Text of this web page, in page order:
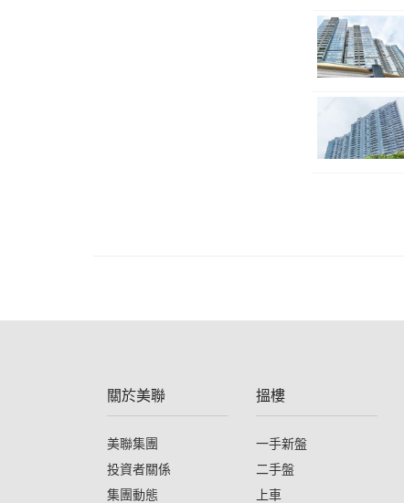
關於美聯
美聯集團
投資者關係
集團動態
搵樓
一手新盤
二手盤
上車